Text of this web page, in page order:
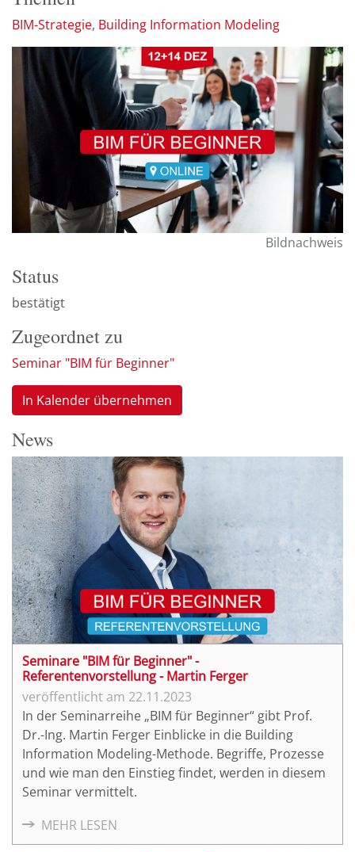
BIM-Strategie Building Information Modeling
Bildnachweis
Status
bestätigt
Zugeordnet zu
Seminar "BIM für Beginner"
In Kalender übernehmen
News
Seminare "BIM für Beginner" -
Referentenvorstellung - Martin Ferger
22.11.2023
In der Seminarreihe „BIM für Beginner“ gibt Prof.
Dr.-Ing. Martin Ferger Einblicke in die Building
Information Modeling-Methode. Begriffe, Prozesse
und wie man den Einstieg findet, werden in diesem
Seminar vermittelt.
MEHR LESEN